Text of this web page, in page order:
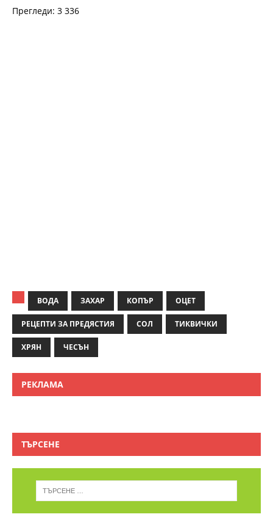
Прегледи: 3 336
ВОДА ЗАХАР КОПЪР ОЦЕТ
РЕЦЕПТИ ЗА ПРЕДЯСТИЯ СОЛ ТИКВИЧКИ
ХРЯН ЧЕСЪН
РЕКЛАМА
ТЪРСЕНЕ